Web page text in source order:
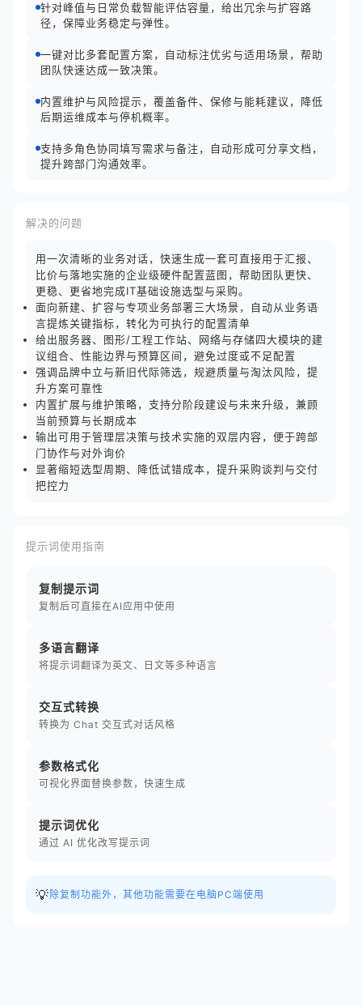
针对峰值与日常负载智能评估容量，给出冗余与扩容路
径，保障业务稳定与弹性。
一键对比多套配置方案，自动标注优劣与适用场景，帮助
团队快速达成一致决策。
内置维护与风险提示，覆盖备件、保修与能耗建议，降低
后期运维成本与停机概率。
支持多角色协同填写需求与备注，自动形成可分享文档，
提升跨部门沟通效率。
解决的问题
用一次清晰的业务对话，快速生成一套可直接用于汇报、
比价与落地实施的企业级硬件配置蓝图，帮助团队更快、
更稳、更省地完成IT基础设施选型与采购。
面向新建、扩容与专项业务部署三大场景，自动从业务语
言提炼关键指标，转化为可执行的配置清单
给出服务器、图形/工程工作站、网络与存储四大模块的建
议组合、性能边界与预算区间，避免过度或不足配置
强调品牌中立与新旧代际筛选，规避质量与淘汰风险，提
升方案可靠性
内置扩展与维护策略，支持分阶段建设与未来升级，兼顾
当前预算与长期成本
输出可用于管理层决策与技术实施的双层内容，便于跨部
门协作与对外询价
显著缩短选型周期、降低试错成本，提升采购谈判与交付
把控力
提示词使用指南
复制提示词
复制后可直接在AI应用中使用
多语言翻译
将提示词翻译为英文、日文等多种语言
交互式转换
转换为 Chat 交互式对话风格
参数格式化
可视化界面替换参数，快速生成
提示词优化
通过 AI 优化改写提示词
💡 除复制功能外，其他功能需要在电脑PC端使用